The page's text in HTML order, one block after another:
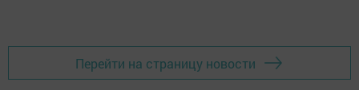
Перейти на страницу новости